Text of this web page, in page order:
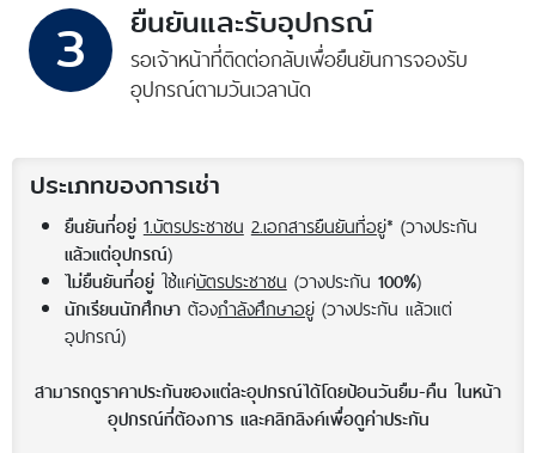
3 ยืนยันและรับอุปกรณ์
รอเจ้าหน้าที่ติดต่อกลับเพื่อยืนยันการจองรับ
อุปกรณ์ตามวันเวลานัด
ประเภทของการเช่า
ยืนยันที่อยู่ 1.บัตรประชาชน 2.เอกสารยืนยันที่อยู่* (วางประกัน
แล้วแต่อุปกรณ์)
ไม่ยืนยันที่อยู่ใช้แค่บัตรประชาชน(วางประกัน 100%)
นักเรียนนักศึกษาต้องกำลังศึกษาอยู่(วางประกัน แล้วแต่
อุปกรณ์)
สามารถดูราคาประกันของแต่ละอุปกรณ์ได้โดยป้อนวันยืม-คืน ในหน้า
อุปกรณ์ที่ต้องการ และคลิกลิงค์เพื่อดูค่าประกัน